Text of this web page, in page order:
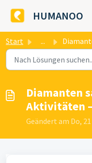
HUMANOO
Start ... ​Diamanten sammeln
​Diamanten
Aktivitäten
Geändert am Do, 21